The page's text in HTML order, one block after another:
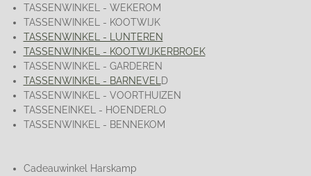
TASSENWINKEL - WEKEROM
TASSENWINKEL - KOOTWIJK
TASSENWINKEL - LUNTEREN
TASSENWINKEL - KOOTWIJKERBROEK
TASSENWINKEL - GARDEREN
TASSENWINKEL - BARNEVELD
TASSENWINKEL - VOORTHUIZEN
TASSENEINKEL - HOENDERLO
TASSENWINKEL - BENNEKOM
Cadeauwinkel Harskamp